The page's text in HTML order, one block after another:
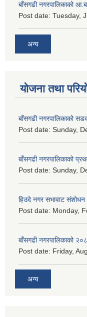
बाँसगढी नगरपालिकाको
Post date: Tuesday,
अन्य
योजना तथा
बाँसगढी नगरपालिकाको
Post date: Sunday,
बाँसगढी नगरपालिकाको
Post date: Sunday,
हिउदे नगर सभावाट
Post date: Monday,
बाँसगढी नगरपालिकाको
Post date: Friday,
अन्य